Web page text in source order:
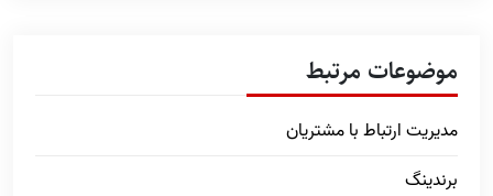
موضوعات مرتبط
مدیریت ارتباط با مشتریان
برندینگ